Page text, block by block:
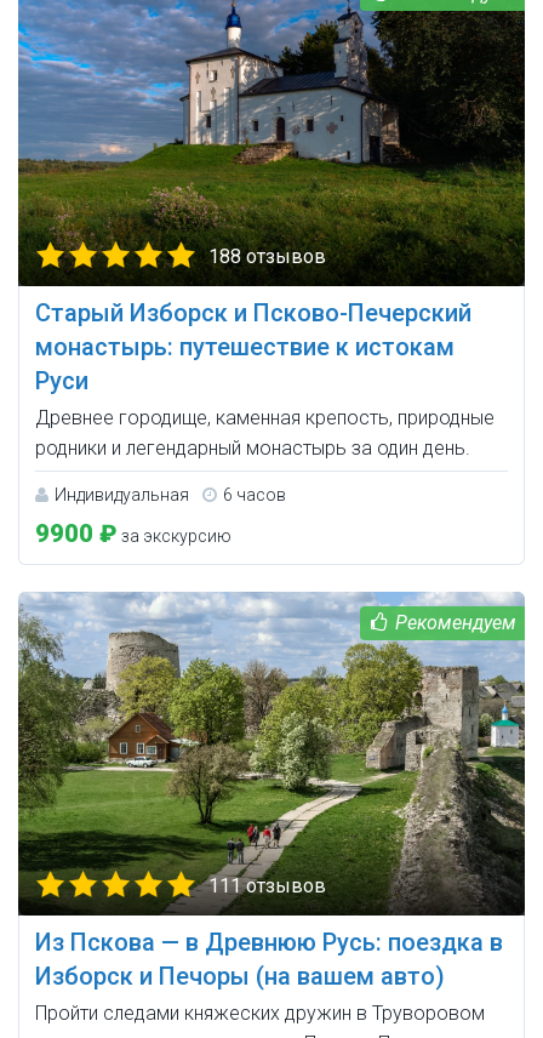
188 отзывов
Старый Изборск и Псково-Печерский
монастырь: путешествие к истокам
Руси
Древнее городище, каменная крепость, природные
родники и легендарный монастырь за один день.
Индивидуальная 6 часов
9900 ₽ за экскурсию
111 отзывов
Из Пскова — в Древнюю Русь: поездка в
Изборск и Печоры (на вашем авто)
Пройти следами княжеских дружин в Труворовом